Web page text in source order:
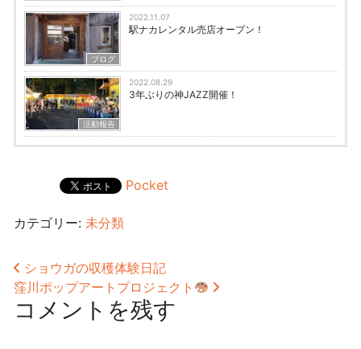
ブログ
2022.11.07
駅ナカレンタル売店オープン！
活動報告
2022.08.29
3年ぶりの神JAZZ開催！
Pocket
カテゴリー: 未分類
投稿ナビゲーション
ショウガの収穫体験日記
窪川ポップアートプロジェクト
コメントを残す